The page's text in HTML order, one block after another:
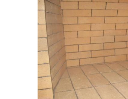
Кирпич со временем
Кирпич на теплоотдачу